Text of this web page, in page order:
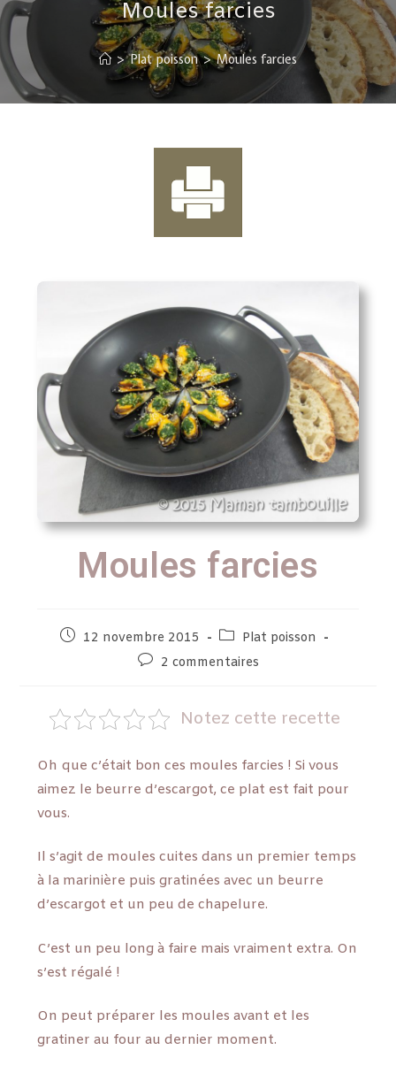
Moules farcies
> Plat poisson > Moules farcies
Moules farcies
12 novembre 2015
Plat poisson
2 commentaires
Notez cette recette
Oh que c’était bon ces moules farcies ! Si vous
aimez le beurre d’escargot, ce plat est fait pour
vous.
Il s’agit de moules cuites dans un premier temps
à la marinière puis gratinées avec un beurre
d’escargot et un peu de chapelure.
C’est un peu long à faire mais vraiment extra. On
s’est régalé !
On peut préparer les moules avant et les
gratiner au four au dernier moment.